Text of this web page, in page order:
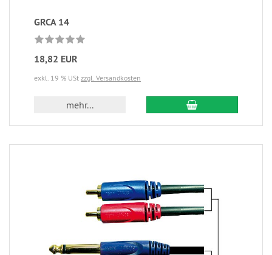
GRCA 14
18,82 EUR
exkl. 19 % USt zzgl. Versandkosten
mehr...